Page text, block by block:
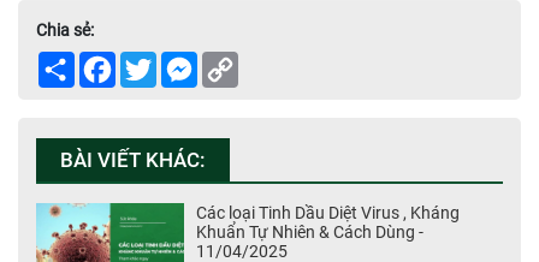
Chia sẻ:
Share Facebook
TwitterMessenger
BÀI VIẾT KHÁC:
Các loại Tinh Dầu Diệt Virus , Kháng
Khuẩn Tự Nhiên & Cách Dùng -
11/04/2025